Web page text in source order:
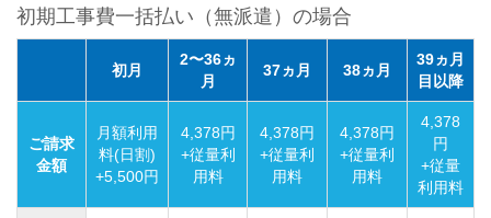
初期工事費一括払い（無派遣）の場合
初月
2〜36ヵ
月
37ヵ月 38ヵ月
39ヵ月
目以降
ご請求
金額
月額利用
料(日割)
+5,500円
4,378円
+従量利
用料
4,378円
+従量利
用料
4,378円
+従量利
用料
4,378
円
+従量
利用料